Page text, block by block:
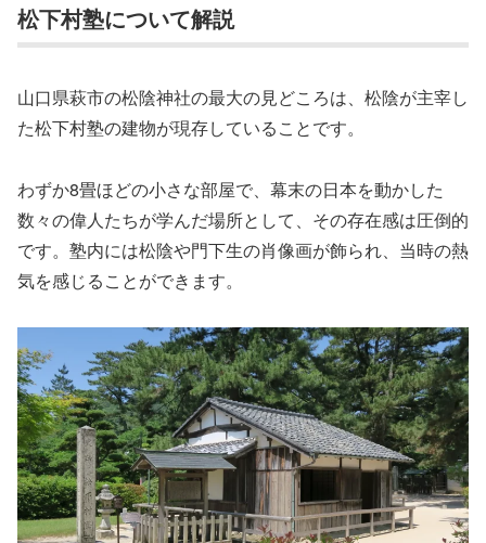
松下村塾について解説
山口県萩市の松陰神社の最大の見どころは、松陰が主宰し
た松下村塾の建物が現存していることです。
わずか8畳ほどの小さな部屋で、幕末の日本を動かした
数々の偉人たちが学んだ場所として、その存在感は圧倒的
です。塾内には松陰や門下生の肖像画が飾られ、当時の熱
気を感じることができます。